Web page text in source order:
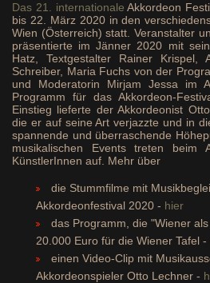
Das 21. internationale Akkordeon
bis 22. März 2020 in den
Wien (Österreich) statt. Veranstalter
präsentierte im Jänner 2020 mit
Hatz, Textgestalter Rainer Krispel,
Schreiber, Maria Fuchs von der
und Moderatorin Mirjam Jessa im
Programm für das Akkordeon-
Einstieg lieferte der Akkordeonist
die er auf seine Art verjazzte und in
spannende und überraschende
musikalischen Events treten beim
KünstlerInnen auf. Mehr über
die Stummfilme mit
Akkordeonfestival 2020 - hier
das Programm, die "Wiener
20.000 Euro für die Wiener Tafel -
einen Video-Clip mit
Akkordeonspieler Otto Lechner -